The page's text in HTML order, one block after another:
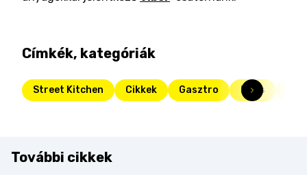
Címkék, kategóriák
Street Kitchen Cikkek Gasztro Friss
További cikkek